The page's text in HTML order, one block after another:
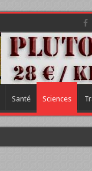
Santé Sciences